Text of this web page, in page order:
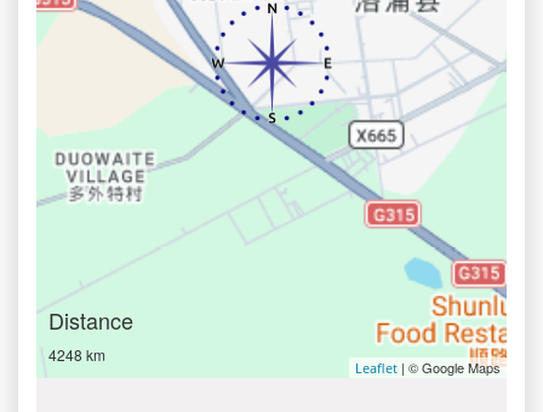
Distance
4248 km
Leaflet | © Google Maps